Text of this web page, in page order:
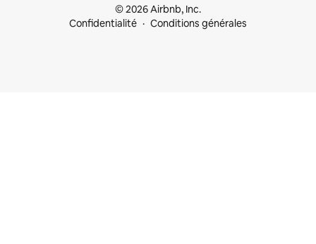
© 2026 Airbnb, Inc.
Confidentialité
Conditions générales